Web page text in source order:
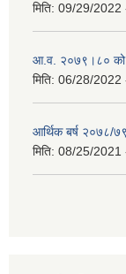
मिति: 09/29/2022
आ.व. २०७९।८० को
मिति: 06/28/2022
आर्थिक बर्ष २०७८/७९
मिति: 08/25/2021